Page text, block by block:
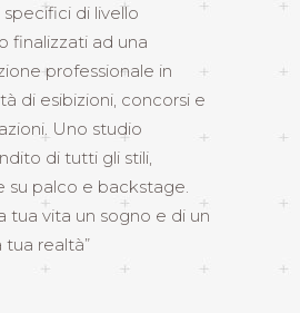
specifici di livello
finalizzati ad una
professionale in
di esibizioni, concorsi e
Uno studio
di tutti gli stili,
su palco e backstage.
tua vita un sogno e di un
tua realtà”